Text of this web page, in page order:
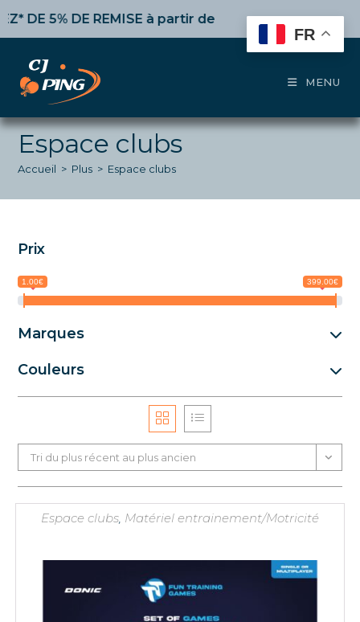
REMISEà partir de 50€ d’achat, 10%dès 100€,15%
MENU
Espace clubs
Accueil > Plus > Espace clubs
Prix
1.00€ 399.00€
Marques
Couleurs
Tri du plus récent au plus ancien
Espace clubs, Matériel entrainement/Motricité
FR